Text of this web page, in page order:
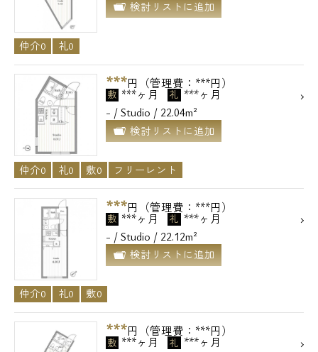
検討リストに追加
仲介0 礼0
***円（管理費：***円）
敷 ***ヶ月 礼 ***ヶ月
- / Studio / 22.04m²
検討リストに追加
仲介0 礼0 敷0 フリーレント
***円（管理費：***円）
敷 ***ヶ月 礼 ***ヶ月
- / Studio / 22.12m²
検討リストに追加
仲介0 礼0 敷0
***円（管理費：***円）
敷 ***ヶ月 礼 ***ヶ月
メールでお問い合わせ
お問い合わせ